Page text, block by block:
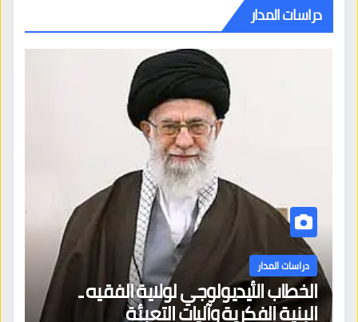
دراسات المدار
دراسات المدار
الخطاب الأيديولوجي لولاية الفقيه ـ
البنية الفكرية وآليات التعبئة